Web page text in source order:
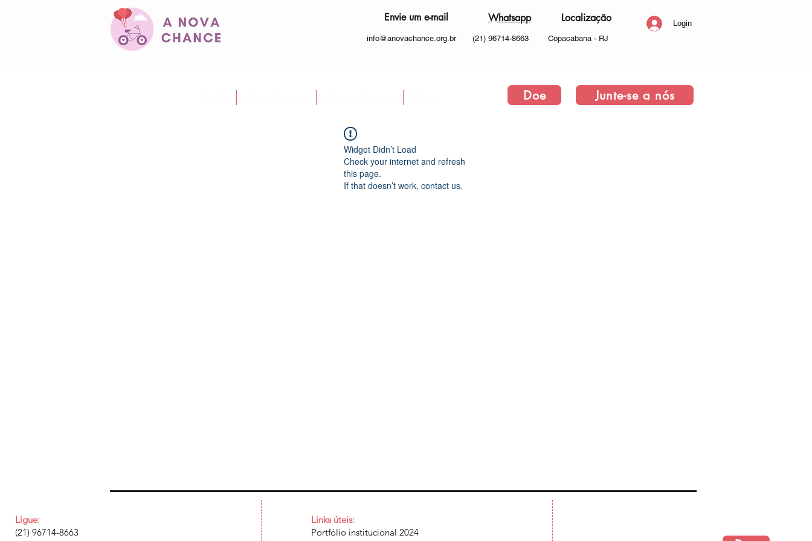
Envie um e-mail
info@anovachance.org.br
Whatsapp
(21) 96714-8663
Localização
Copacabana - RJ
Login
Doe Junte-se a nós
Widget Didn’t Load
Check your internet and refresh
this page.
If that doesn’t work, contact us.
Ligue:
(21) 96714-8663
Links úteis:
Portfólio institucional 2024